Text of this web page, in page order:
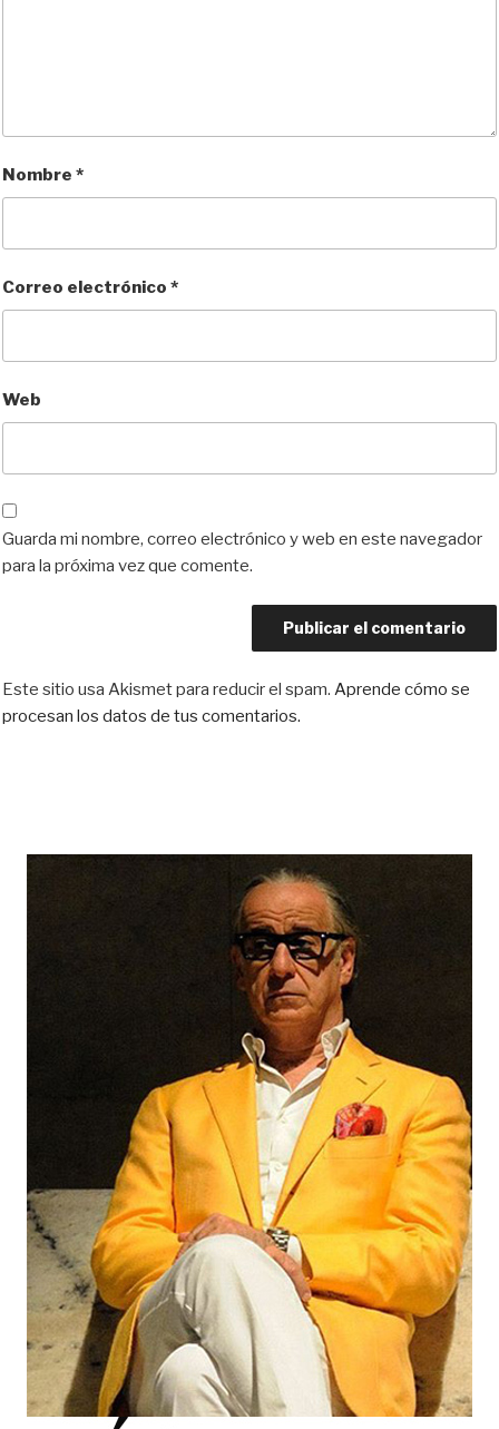
Nombre *
Correo electrónico *
Web
Guarda mi nombre, correo electrónico y web en este navegador
para la próxima vez que comente.
Este sitio usa Akismet para reducir el spam. Aprende cómo se
procesan los datos de tus comentarios.